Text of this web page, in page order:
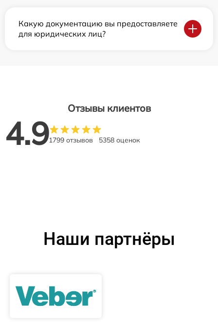
Какую документацию вы предоставляете
для юридических лиц?
Отзывы клиентов
4.91799 отзывов 5358 оценок
Наши партнёры